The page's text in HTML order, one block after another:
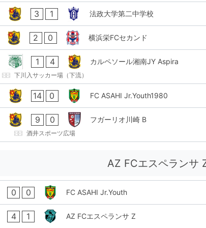
3 1 法政大学第二中学校
2 0 横浜栄FCセカンド
1 4 カルペソール湘南JY Aspira
下川入サッカー場（下流）
14 0 FC ASAHI Jr.Youth1980
9 0 フガーリオ川崎 B
酒井スポーツ広場
AZ FCエスペランサ
0 0 FC ASAHI Jr.Youth
4 1 AZ FCエスペランサ Z